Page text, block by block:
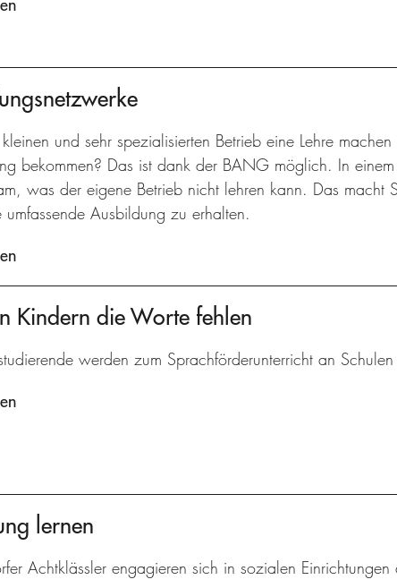
und sehr spezialisierten Betrieb eine Lehre
bekommen? Das ist dank der BANG möglich. In einem
was der eigene Betrieb nicht lehren kann. Das macht
umfassende Ausbildung zu erhalten.
Kindern die Worte fehlen
werden zum Sprachförderunterricht an Schulen
lernen
Achtklässler engagieren sich in sozialen Einrichtungen